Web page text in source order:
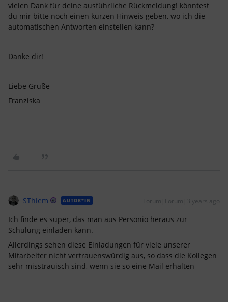
vielen Dank für deine ausführliche Rückmeldung! könntest
du mir bitte noch einen kurzen Hinweis geben, wo ich die
automatischen Antworten einstellen kann?
Danke dir!
Liebe Grüße
Franziska
SThiem AUTOR*IN Forum|Forum|3 years ago
Ich finde es super, das man aus Personio heraus zur
Schulung einladen kann.
Allerdings sehen diese Einladungen für viele unserer
Mitarbeiter nicht vertrauenswürdig aus, so dass die Kollegen
sehr misstrauisch sind, wenn sie so eine Mail erhalten